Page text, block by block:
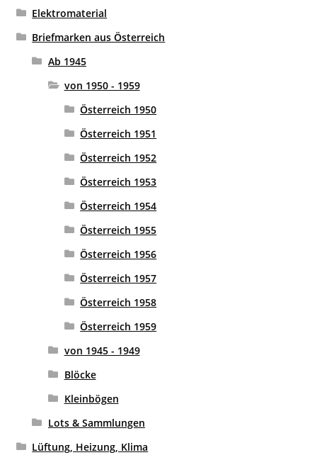
Elektromaterial
Briefmarken aus Österreich
Ab 1945
von 1950 - 1959
Österreich 1950
Österreich 1951
Österreich 1952
Österreich 1953
Österreich 1954
Österreich 1955
Österreich 1956
Österreich 1957
Österreich 1958
Österreich 1959
von 1945 - 1949
Blöcke
Kleinbögen
Lots & Sammlungen
Lüftung, Heizung, Klima